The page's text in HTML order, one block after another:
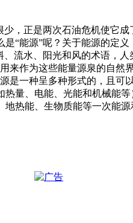
，正是两次石油危机使它
“能源”呢？关于能源的定
流水、阳光和风的术语，
来作为这些能量源泉的自然
一种呈多种形式的，且
量、电能、光能和机械能
热能、生物质能等一次能